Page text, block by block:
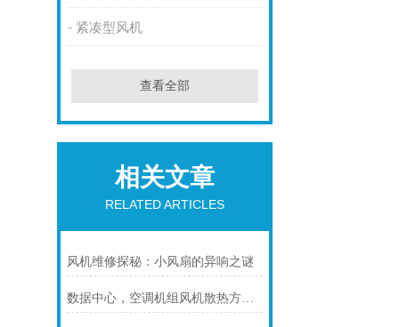
紧凑型风机
查看全部
相关文章
RELATED ARTICLES
风机维修探秘：小风扇的异响之谜
数据中心，空调机组风机散热方案！